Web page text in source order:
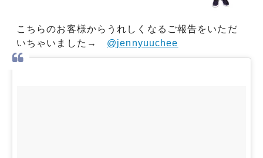
こちらのお客様からうれしくなるご報告をいただ
いちゃいました→ @jennyuuchee